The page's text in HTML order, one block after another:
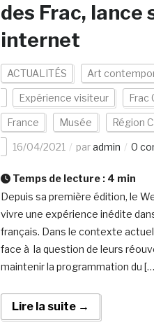
des Frac, lance
internet
ACTUALITÉS Art
Expérience visiteur Frac
France Musée Région
16/04/2021 paradmin 0
Temps de lecture : 4 min
Depuis sa première édition, le
vivre une expérience inédite
français. Dans le contexte
face à la question de leurs
maintenir la programmation du
Lire la suite →